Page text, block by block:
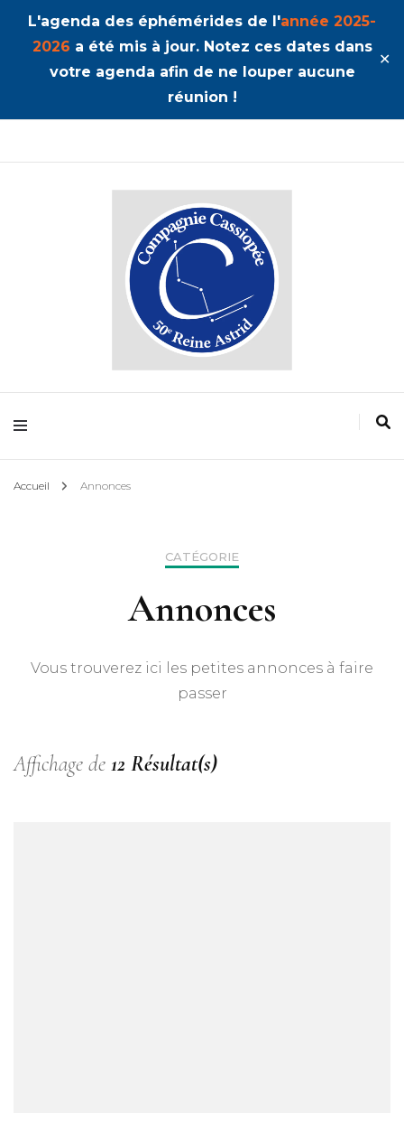
L'agenda des éphémérides de l'année 2025-
2026 a été mis à jour. Notez ces dates dans
votre agenda afin de ne louper aucune
réunion !
✕
Cassiopée
50ème Unité Reine Astrid
Accueil Annonces
CATÉGORIE
Annonces
Vous trouverez ici les petites annonces à faire
passer
Affichage de 12 Résultat(s)